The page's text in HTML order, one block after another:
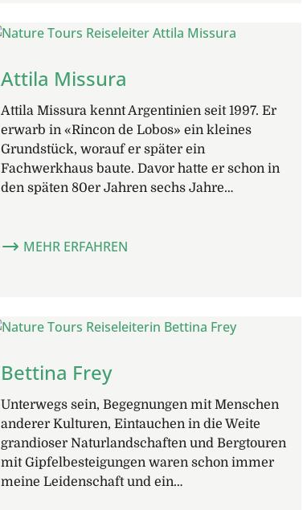
Attila Missura
Attila Missura kennt Argentinien seit 1997. Er
erwarb in «Rincon de Lobos» ein kleines
Grundstück, worauf er später ein
Fachwerkhaus baute. Davor hatte er schon in
den späten 80er Jahren sechs Jahre…
MEHR ERFAHREN
Bettina Frey
Unterwegs sein, Begegnungen mit Menschen
anderer Kulturen, Eintauchen in die Weite
grandioser Naturlandschaften und Bergtouren
mit Gipfelbesteigungen waren schon immer
meine Leidenschaft und ein…